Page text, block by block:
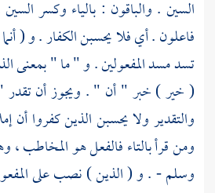
السين . والباقون : بالياء وكسر
فاعلون . أي فلا يحسبن الكفار . و (
تسد مسد المفعولين . و " ما " بمعنى
( خير ) خبر " أن " . ويجوز أن
والتقدير ولا يحسبن الذين كفروا أن
ومن قرأ بالتاء فالفعل هو المخاطب ،
وسلم - . و ( الذين ) نصب على